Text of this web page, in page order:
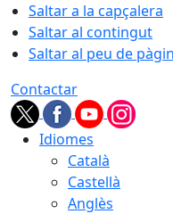
Saltar a la capçalera
Saltar al contingut
Saltar al peu de
Contactar
Idiomes
Català
Castellà
Anglès